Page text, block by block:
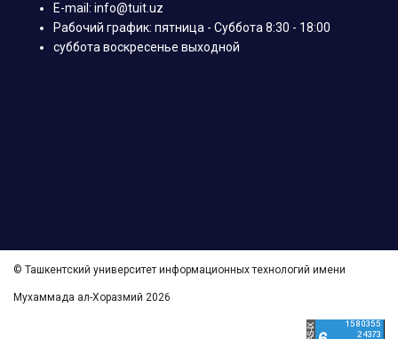
E-mail: info@tuit.uz
Рабочий график: пятница - Суббота 8:30 - 18:00
суббота воскресенье выходной
© Ташкентский университет информационных технологий имени
Мухаммада ал-Хоразмий 2026